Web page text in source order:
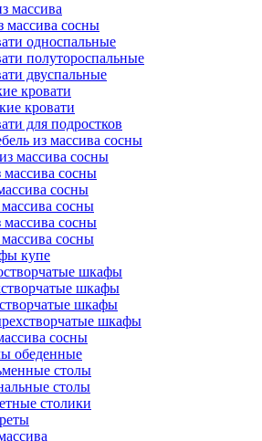
массива
массива сосны
односпальные
полутороспальные
двуспальные
кровати
кровати
для подростков
из массива сосны
массива сосны
сосны
сосны
сосны
сосны
сосны
купе
шкафы
шкафы
шкафы
шкафы
сосны
обеденные
столы
столы
столики